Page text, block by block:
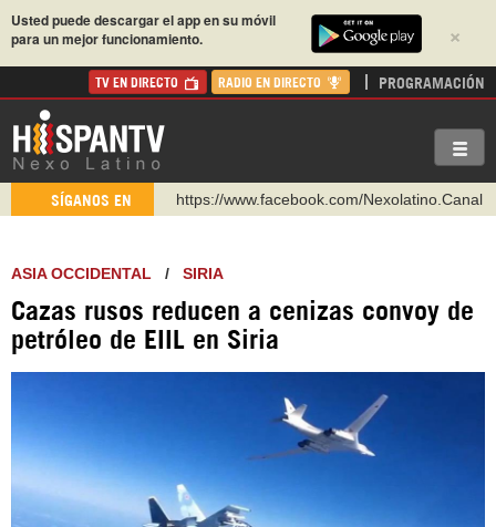
×
Usted puede descargar el app en su móvil
para un mejor funcionamiento.
TV EN DIRECTO RADIO EN DIRECTO PROGRAMACIÓN
SÍGANOS EN
https://www.facebook.com/Nexolatino.Canal
http://twitter.com/nexo_latino
https://t.me/hispantvcanal
https://urmedium.com/c/hispantv
Instagram como: hispan_tv
ASIA OCCIDENTAL / SIRIA
Cazas rusos reducen a cenizas convoy de
petróleo de EIIL en Siria